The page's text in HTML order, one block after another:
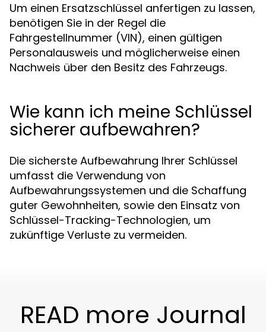
Um einen Ersatzschlüssel anfertigen zu lassen,
benötigen Sie in der Regel die
Fahrgestellnummer (VIN), einen gültigen
Personalausweis und möglicherweise einen
Nachweis über den Besitz des Fahrzeugs.
Wie kann ich meine Schlüssel
sicherer aufbewahren?
Die sicherste Aufbewahrung Ihrer Schlüssel
umfasst die Verwendung von
Aufbewahrungssystemen und die Schaffung
guter Gewohnheiten, sowie den Einsatz von
Schlüssel-Tracking-Technologien, um
zukünftige Verluste zu vermeiden.
READ more Journal